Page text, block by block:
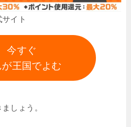
イト
今すぐ
が王国でよむ
しょう。